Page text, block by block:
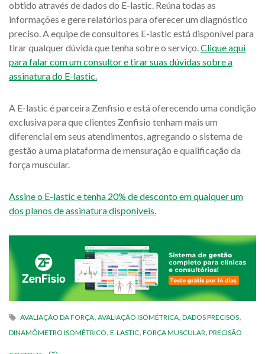
obtido através de dados do E-lastic. Reúna todas as
informações e gere relatórios para oferecer um diagnóstico
preciso. A equipe de consultores E-lastic está disponível para
tirar qualquer dúvida que tenha sobre o serviço.Clique aqui
para falar com um consultor e tirar suas dúvidas sobre a
assinatura do E-lastic.
A E-lastic é parceira Zenfisio e está oferecendo uma condição
exclusiva para que clientes Zenfisio tenham mais um
diferencial em seus atendimentos, agregando o sistema de
gestão a uma plataforma de mensuração e qualificação da
força muscular.
Assine o E-lastic e tenha 20% de desconto em qualquer um
dos planos de assinatura disponíveis.
AVALIAÇÃO DA FORÇA AVALIAÇÃO ISOMÉTRICA DADOS PRECISOS
DINAMÔMETRO ISOMÉTRICO E-LASTIC FORÇA MUSCULAR PRECISÃO